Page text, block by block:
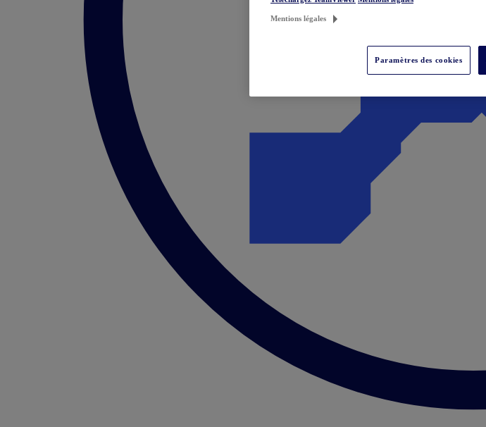
Mentions légales
Paramètres des cookies